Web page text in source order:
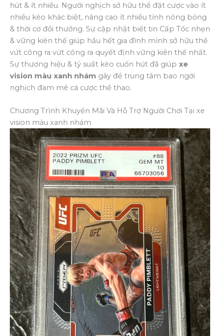
hút & ít nhiều. Người nghịch sở hữu thể đặt cược vào ít
nhiều kèo khác biệt, nâng cao ít nhiều tính nóng bỏng
& thời cơ đổi thưởng. Sự cập nhật biết tin Cấp Tốc nhẹn
& vững kiên thế giúp hầu hết gia đình mình sở hữu thể
vứt công ra vứt công ra quyết định vững kiên thế nhất.
Sự thương hiệu & tỷ suất kèo cuốn hút đã giúp xe
vision màu xanh nhám gây để trung tâm bao ngời
nghịch đam mê cá cược thể thao.
Chương Trình Khuyến Mãi Và Hỗ Trợ Người Chơi Tại xe
vision màu xanh nhám